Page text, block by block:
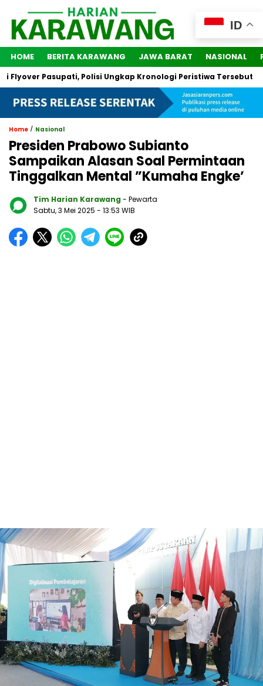
HOME BERITA KARAWANG JAWA BARAT NASIONAL
Pasupati, Polisi Ungkap Kronologi Peristiwa Tersebut
Home / Nasional
Presiden Prabowo Subianto
Sampaikan Alasan Soal Permintaan
Tinggalkan Mental ”Kumaha Engke’
Tim Harian Karawang - Pewarta
Sabtu, 3 Mei 2025 - 13:53 WIB
ID